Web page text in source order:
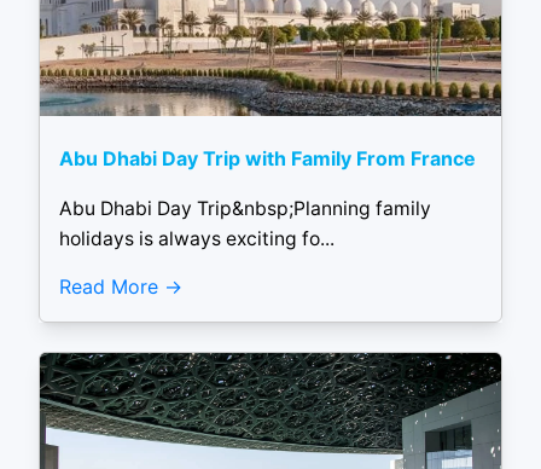
Abu Dhabi Day Trip with Family From France
Abu Dhabi Day Trip&nbsp;Planning family
holidays is always exciting fo...
Read More